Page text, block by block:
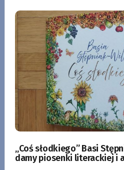
„Coś słodkiego” Basi
damy piosenki literackiej i